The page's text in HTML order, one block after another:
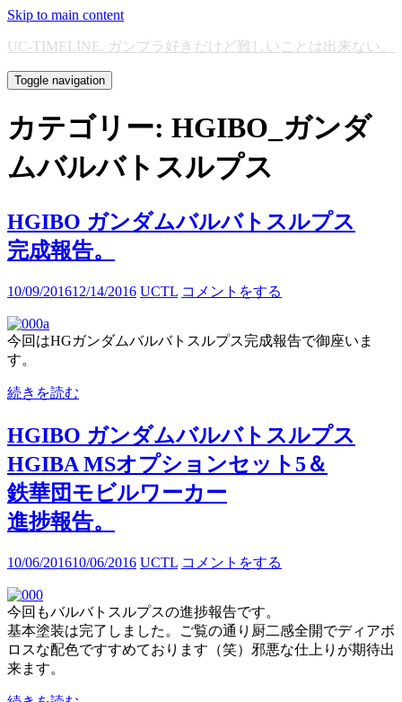
Skip to main content
UC-TIMELINE. ガンプラ好きだけど難しいことは出来ない。
Toggle navigation
カテゴリー: HGIBO_ガンダ
ムバルバトスルプス
HGIBO ガンダムバルバトスルプス
完成報告。
10/09/201612/14/2016 UCTL コメントをする
今回はHGガンダムバルバトスルプス完成報告で御座いま
す。
続きを読む
HGIBO ガンダムバルバトスルプス
HGIBA MSオプションセット5＆
鉄華団モビルワーカー
進捗報告。
10/06/201610/06/2016 UCTL コメントをする
今回もバルバトスルプスの進捗報告です。
基本塗装は完了しました。ご覧の通り厨二感全開でディアボ
ロスな配色ですすめております（笑）邪悪な仕上りが期待出
来ます。